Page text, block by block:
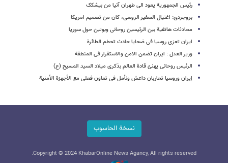
رئیس الجمهوریة یعود الی طهران آتیا من بیشکک
بروجردی: اغتیال السفیر الروسی، کان من تصمیم امریکا
محادثات هاتفیة بین الرئیسین روحانی وبوتین حول سوریا
ایران تعزی روسیا فی ضحایا حادث تحطم الطائرة
وزیر العدل : ایران تضمن الامن والاستقرار فی المنطقة
الرئیس روحانی یهنئ قادة العالم بذکری میلاد السید المسیح (ع)
إیران وروسیا تحاربان داعش ونأمل فی تعاون فعلی مع الأجهزة الأمنیة
نسخة الحاسوب
Copyright © 2024 KhabarOnline News Agancy, All rights reserved.